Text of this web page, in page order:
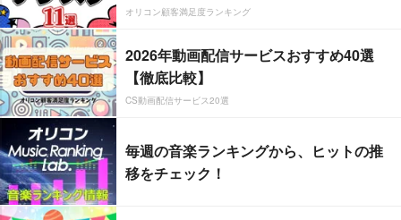
オリコン顧客満足度ランキング
2026年動画配信サービスおすすめ40選
【徹底比較】
CS動画配信サービス20選
毎週の音楽ランキングから、ヒットの推
移をチェック！